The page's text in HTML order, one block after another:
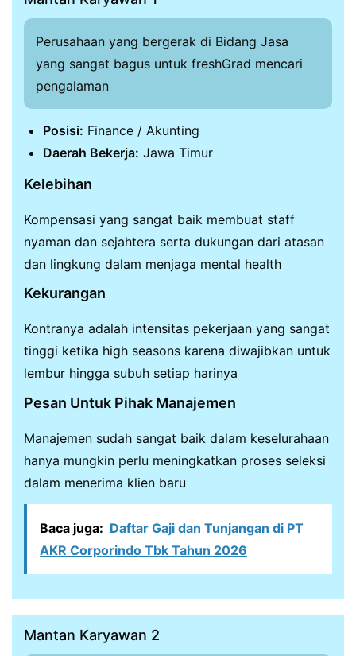
Perusahaan yang bergerak di Bidang Jasa
yang sangat bagus untuk freshGrad mencari
pengalaman
Posisi: Finance / Akunting
Daerah Bekerja: Jawa Timur
Kelebihan
Kompensasi yang sangat baik membuat staff
nyaman dan sejahtera serta dukungan dari atasan
dan lingkung dalam menjaga mental health
Kekurangan
Kontranya adalah intensitas pekerjaan yang sangat
tinggi ketika high seasons karena diwajibkan untuk
lembur hingga subuh setiap harinya
Pesan Untuk Pihak Manajemen
Manajemen sudah sangat baik dalam keselurahaan
hanya mungkin perlu meningkatkan proses seleksi
dalam menerima klien baru
Baca juga: Daftar Gaji dan Tunjangan di PT
AKR Corporindo Tbk Tahun 2026
Mantan Karyawan 2